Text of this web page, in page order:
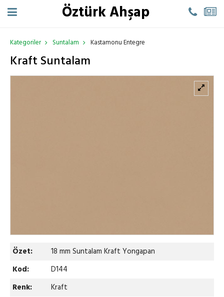
Öztürk Ahşap
Kategoriler Suntalam Kastamonu Entegre
Kraft Suntalam
Özet:
18 mm Suntalam Kraft Yongapan
Kod:
D144
Renk:
Kraft